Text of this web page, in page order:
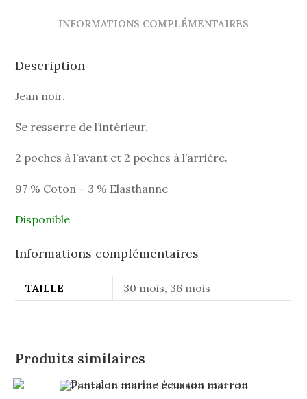
INFORMATIONS COMPLÉMENTAIRES
Description
Jean noir.
Se resserre de l’intérieur.
2 poches à l’avant et 2 poches à l’arrière.
97 % Coton – 3 % Elasthanne
Disponible
Informations complémentaires
TAILLE 30 mois, 36 mois
Produits similaires